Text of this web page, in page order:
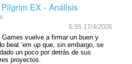
EX - Análisis
6:55 17/4/2026
Games vuelve a firmar un buen y
beat ‘em up que, sin embargo, se
un poco por detrás de sus
proyectos.